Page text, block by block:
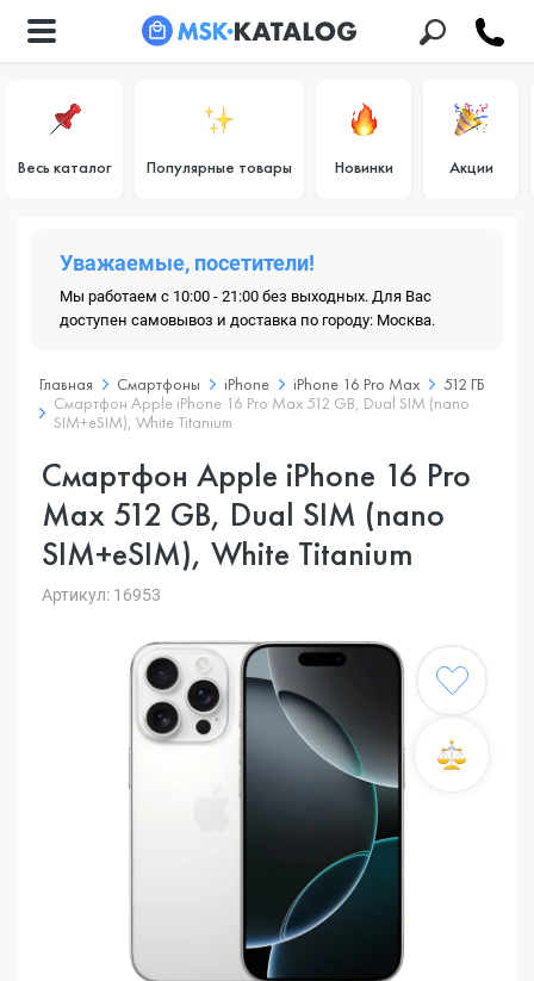
Весь каталог Популярные товары Новинки Акции
Уважаемые, посетители!
Мы работаем с 10:00 - 21:00 без выходных. Для Вас
доступен самовывоз и доставка по городу: Москва.
Главная Смартфоны iPhone iPhone 16 Pro Max
512 ГБ
Смартфон Apple iPhone 16 Pro Max 512 GB, Dual SIM (nano
SIM+eSIM), White Titanium
Смартфон Apple iPhone 16 Pro
Max 512 GB, Dual SIM (nano
SIM+eSIM), White Titanium
Артикул: 16953